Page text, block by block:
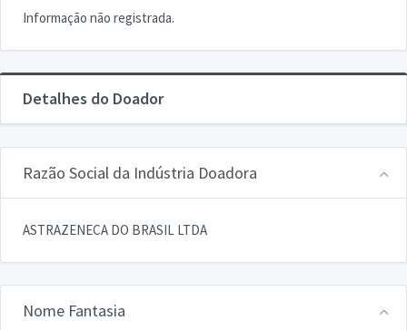
Informação não registrada.
Detalhes do Doador
Razão Social da Indústria Doadora
ASTRAZENECA DO BRASIL LTDA
Nome Fantasia